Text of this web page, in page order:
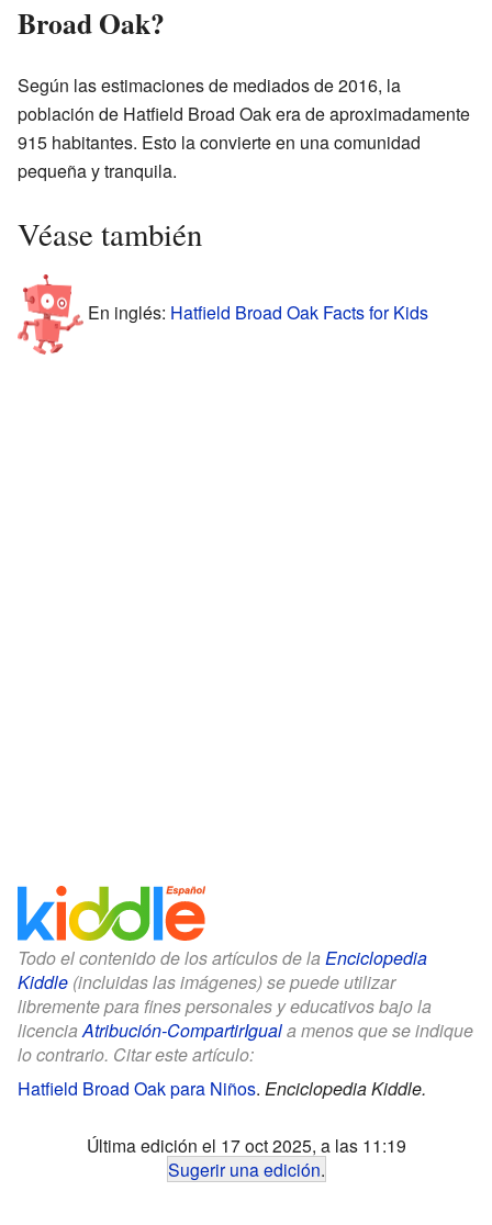
Broad Oak?
Según las estimaciones de mediados de 2016, la
población de Hatfield Broad Oak era de aproximadamente
915 habitantes. Esto la convierte en una comunidad
pequeña y tranquila.
Véase también
En inglés: Hatfield Broad Oak Facts for Kids
Todo el contenido de los artículos de la Enciclopedia
Kiddle (incluidas las imágenes) se puede utilizar
libremente para fines personales y educativos bajo la
licenciaAtribución-CompartirIguala menos que se indique
lo contrario. Citar este artículo:
Hatfield Broad Oak para Niños. Enciclopedia Kiddle.
Última edición el 17 oct 2025, a las 11:19
Sugerir una edición.